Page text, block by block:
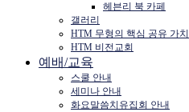
헤븐리 북 카페
갤러리
HTM 무형의 핵심 공유 가치
HTM 비전교회
예배/교육
스쿨 안내
세미나 안내
화요말씀치유집회 안내